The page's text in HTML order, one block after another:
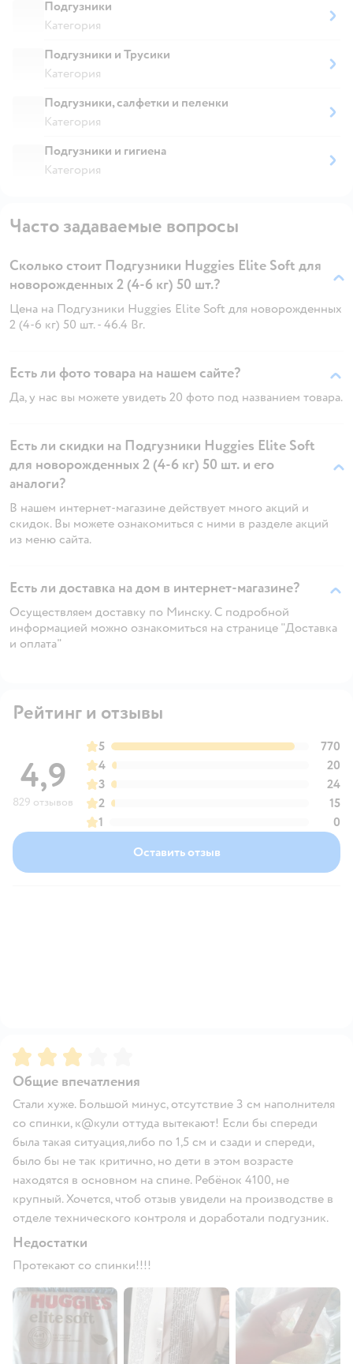
Подгузники
Категория
Подгузники и Трусики
Категория
Подгузники, салфетки и пеленки
Категория
Подгузники и гигиена
Категория
Часто задаваемые вопросы
Сколько стоит Подгузники Huggies Elite Soft для
новорожденных 2 (4-6 кг) 50 шт.?
Цена на Подгузники Huggies Elite Soft для новорожденных
2 (4-6 кг) 50 шт. - 46.4 Br.
Есть ли фото товара на нашем сайте?
Да, у нас вы можете увидеть 20 фото под названием товара.
Есть ли скидки на Подгузники Huggies Elite Soft
для новорожденных 2 (4-6 кг) 50 шт. и его
аналоги?
В нашем интернет-магазине действует много акций и
скидок. Вы можете ознакомиться с ними в разделе акций
из меню сайта.
Есть ли доставка на дом в интернет-магазине?
Осуществляем доставку по Минску. С подробной
информацией можно ознакомиться на странице "Доставка
и оплата"
Рейтинг и отзывы
4,9
829 отзывов
5
770
4
20
3
24
2
15
1
0
Оставить отзыв
Рейтинг:3
Общие впечатления
Стали хуже. Большой минус, отсутствие 3 см наполнителя
со спинки, к@кули оттуда вытекают! Если бы спереди
была такая ситуация,либо по 1,5 см и сзади и спереди,
было бы не так критично, но дети в этом возрасте
находятся в основном на спине. Ребёнок 4100, не
крупный. Хочется, чтоб отзыв увидели на производстве в
отделе технического контроля и доработали подгузник.
Недостатки
Протекают со спинки!!!!